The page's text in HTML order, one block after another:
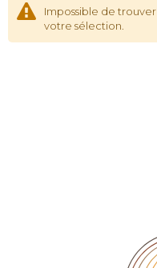
Impossible de
votre sélection.